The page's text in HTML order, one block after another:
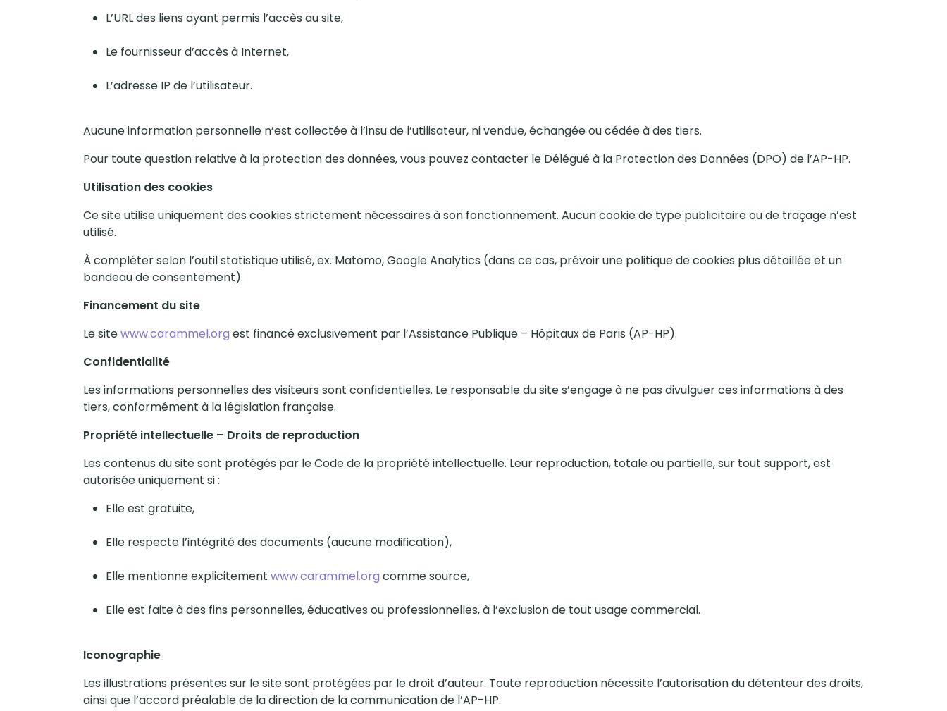
L’URL des liens ayant permis l’accès au site,
Le fournisseur d’accès à Internet,
L’adresse IP de l’utilisateur.
Aucune information personnelle n’est collectée à l’insu de l’utilisateur, ni vendue, échangée ou cédée à des tiers.
Pour toute question relative à la protection des données, vous pouvez contacter le Délégué à la Protection des Données (DPO) de l’AP-HP.
Utilisation des cookies
Ce site utilise uniquement des cookies strictement nécessaires à son fonctionnement. Aucun cookie de type publicitaire ou de traçage n’est
utilisé.
À compléter selon l’outil statistique utilisé, ex. Matomo, Google Analytics (dans ce cas, prévoir une politique de cookies plus détaillée et un
bandeau de consentement).
Financement du site
Le sitewww.carammel.org est financé exclusivement par l’Assistance Publique – Hôpitaux de Paris (AP-HP).
Confidentialité
Les informations personnelles des visiteurs sont confidentielles. Le responsable du site s’engage à ne pas divulguer ces informations à des
tiers, conformément à la législation française.
Propriété intellectuelle – Droits de reproduction
Les contenus du site sont protégés par le Code de la propriété intellectuelle. Leur reproduction, totale ou partielle, sur tout support, est
autorisée uniquement si :
Elle est gratuite,
Elle respecte l’intégrité des documents (aucune modification),
Elle mentionne explicitement www.carammel.org comme source,
Elle est faite à des fins personnelles, éducatives ou professionnelles, à l’exclusion de tout usage commercial.
Iconographie
Les illustrations présentes sur le site sont protégées par le droit d’auteur. Toute reproduction nécessite l’autorisation du détenteur des droits,
ainsi que l’accord préalable de la direction de la communication de l’AP-HP.